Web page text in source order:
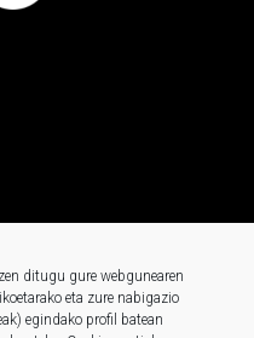
ditugu gure webgunearen
eta zure nabigazio
egindako profil batean